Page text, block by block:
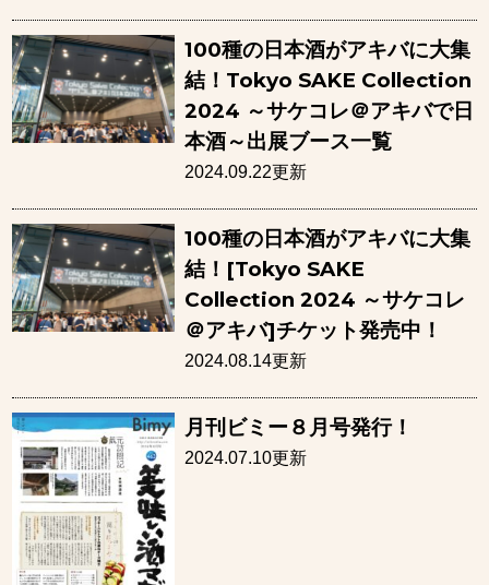
100種の日本酒がアキバに大集
結！Tokyo SAKE Collection
2024 ～サケコレ＠アキバで日
本酒～出展ブース一覧
2024.09.22更新
100種の日本酒がアキバに大集
結！[Tokyo SAKE
Collection 2024 ～サケコレ
＠アキバ]チケット発売中！
2024.08.14更新
月刊ビミー８月号発行！
2024.07.10更新